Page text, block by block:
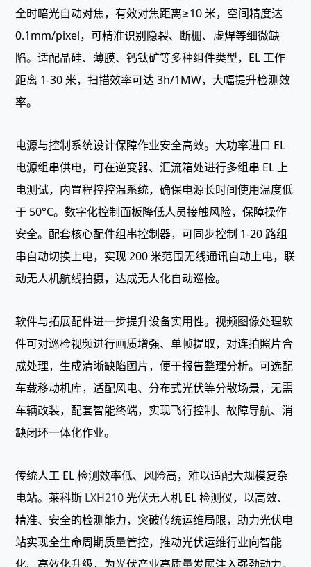
全时暗光自动对焦，有效对焦距离≥10 米，空间精度达
0.1mm/pixel，可精准识别隐裂、断栅、虚焊等细微缺
陷。适配晶硅、薄膜、钙钛矿等多种组件类型，EL 工作
距离 1-30 米，扫描效率可达 3h/1MW，大幅提升检测效
率。
电源与控制系统设计保障作业安全高效。大功率进口 EL
电源组串供电，可在逆变器、汇流箱处进行多组串 EL 上
电测试，内置程控控温系统，确保电源长时间使用温度低
于 50°C。数字化控制面板降低人员接触风险，保障操作
安全。配套核心配件组串控制器，可同步控制 1-20 路组
串自动切换上电，实现 200 米范围无线通讯自动上电，联
动无人机航线拍摄，达成无人化自动巡检。
软件与拓展配件进一步提升设备实用性。视频图像处理软
件可对巡检视频进行画质增强、单帧提取，对连拍照片合
成处理，生成清晰缺陷图片，便于报告整理分析。可选配
车载移动机库，适配风电、分布式光伏等分散场景，无需
车辆改装，配套智能终端，实现飞行控制、故障导航、消
缺闭环一体化作业。
传统人工 EL 检测效率低、风险高，难以适配大规模复杂
电站。莱科斯 LXH210光伏无人机 EL 检测仪，以高效、
精准、安全的检测能力，突破传统运维局限，助力光伏电
站实现全生命周期质量管控，推动光伏运维行业向智能